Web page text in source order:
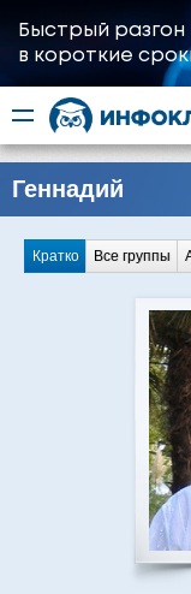
Быстрый разгон
​в короткие
Геннадий
Кратко Все группы